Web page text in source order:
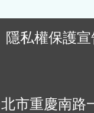
隱私權保護
市重慶南路